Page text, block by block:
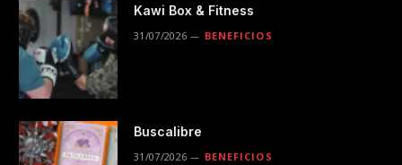
Kawi Box & Fitness
31/07/2026 BENEFICIOS
Buscalibre
31/07/2026 BENEFICIOS